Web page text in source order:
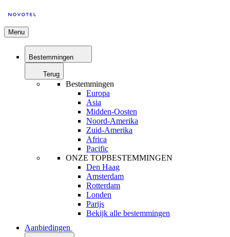
Menu
Bestemmingen
Terug
Bestemmingen
Europa
Asia
Midden-Oosten
Noord-Amerika
Zuid-Amerika
Africa
Pacific
ONZE TOPBESTEMMINGEN
Den Haag
Amsterdam
Rotterdam
Londen
Parijs
Bekijk alle bestemmingen
Aanbiedingen